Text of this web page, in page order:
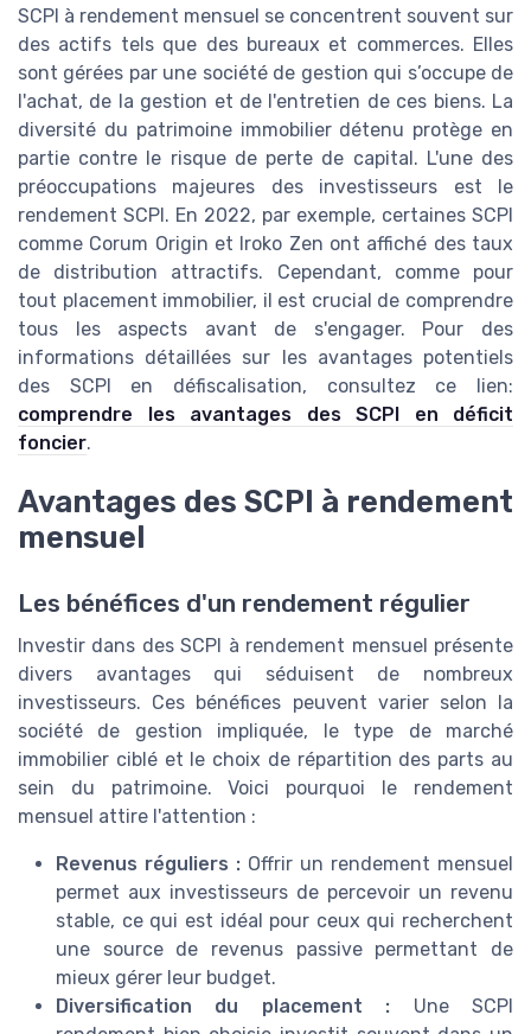
SCPI à rendement mensuel se concentrent souvent sur
des actifs tels que des bureaux et commerces. Elles
sont gérées par une société de gestion qui s’occupe de
l'achat, de la gestion et de l'entretien de ces biens. La
diversité du patrimoine immobilier détenu protège en
partie contre le risque de perte de capital. L'une des
préoccupations majeures des investisseurs est le
rendement SCPI. En 2022, par exemple, certaines SCPI
comme Corum Origin et Iroko Zen ont affiché des taux
de distribution attractifs. Cependant, comme pour
tout placement immobilier, il est crucial de comprendre
tous les aspects avant de s'engager. Pour des
informations détaillées sur les avantages potentiels
des SCPI en défiscalisation, consultez ce lien:
comprendre les avantages des SCPI en déficit
foncier.
Avantages des SCPI à rendement
mensuel
Les bénéfices d'un rendement régulier
Investir dans des SCPI à rendement mensuel présente
divers avantages qui séduisent de nombreux
investisseurs. Ces bénéfices peuvent varier selon la
société de gestion impliquée, le type de marché
immobilier ciblé et le choix de répartition des parts au
sein du patrimoine. Voici pourquoi le rendement
mensuel attire l'attention :
Revenus réguliers : Offrir un rendement mensuel
permet aux investisseurs de percevoir un revenu
stable, ce qui est idéal pour ceux qui recherchent
une source de revenus passive permettant de
mieux gérer leur budget.
Diversification du placement : Une SCPI